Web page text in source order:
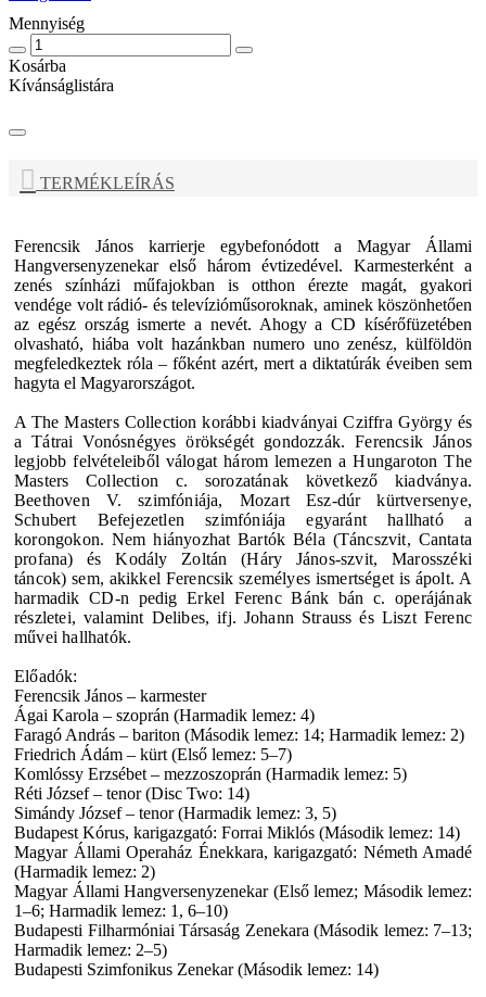
Mennyiség
Kosárba
Kívánságlistára
TERMÉKLEÍRÁS
Ferencsik János karrierje egybefonódott a Magyar Állami
Hangversenyzenekar első három évtizedével. Karmesterként a
zenés színházi műfajokban is otthon érezte magát, gyakori
vendége volt rádió- és televízióműsoroknak, aminek köszönhetően
az egész ország ismerte a nevét. Ahogy a CD kísérőfüzetében
olvasható, hiába volt hazánkban numero uno zenész, külföldön
megfeledkeztek róla – főként azért, mert a diktatúrák éveiben sem
hagyta el Magyarországot.
A The Masters Collection korábbi kiadványai Cziffra György és
a Tátrai Vonósnégyes örökségét gondozzák.Ferencsik János
legjobb felvételeiből válogat három lemezen a Hungaroton The
Masters Collection c. sorozatának következő kiadványa.
Beethoven V. szimfóniája, Mozart Esz-dúr kürtversenye,
Schubert Befejezetlen szimfóniája egyaránt hallható a
korongokon. Nem hiányozhat Bartók Béla (Táncszvit, Cantata
profana) és Kodály Zoltán (Háry János-szvit, Marosszéki
táncok) sem, akikkel Ferencsik személyes ismertséget is ápolt. A
harmadik CD-n pedig Erkel Ferenc Bánk bán c. operájának
részletei, valamint Delibes, ifj. Johann Strauss és Liszt Ferenc
művei hallhatók.
Előadók:
Ferencsik János – karmester
Ágai Karola – szoprán (Harmadik lemez: 4)
Faragó András – bariton (Második lemez: 14; Harmadik lemez: 2)
Friedrich Ádám – kürt (Első lemez: 5–7)
Komlóssy Erzsébet – mezzoszoprán (Harmadik lemez: 5)
Réti József – tenor (Disc Two: 14)
Simándy József – tenor (Harmadik lemez: 3, 5)
Budapest Kórus, karigazgató: Forrai Miklós (Második lemez: 14)
Magyar Állami Operaház Énekkara, karigazgató: Németh Amadé
(Harmadik lemez: 2)
Magyar Állami Hangversenyzenekar (Első lemez; Második lemez:
1–6; Harmadik lemez: 1, 6–10)
Budapesti Filharmóniai Társaság Zenekara (Második lemez: 7–13;
Harmadik lemez: 2–5)
Budapesti Szimfonikus Zenekar (Második lemez: 14)